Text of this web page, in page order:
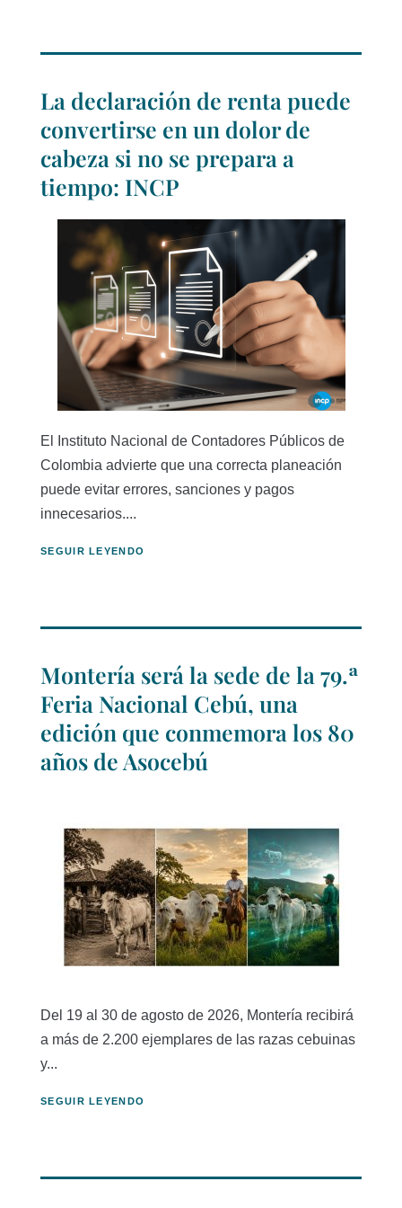
La declaración de renta puede
convertirse en un dolor de
cabeza si no se prepara a
tiempo: INCP
El Instituto Nacional de Contadores Públicos de
Colombia advierte que una correcta planeación
puede evitar errores, sanciones y pagos
innecesarios....
SEGUIR LEYENDO
Montería será la sede de la 79.ª
Feria Nacional Cebú, una
edición que conmemora los 80
años de Asocebú
Del 19 al 30 de agosto de 2026, Montería recibirá
a más de 2.200 ejemplares de las razas cebuinas
y...
SEGUIR LEYENDO